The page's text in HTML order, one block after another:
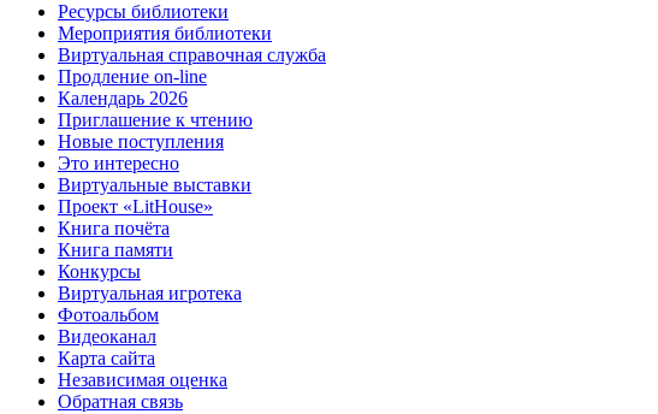
Ресурсы библиотеки
Мероприятия библиотеки
Виртуальная справочная служба
Продление on-line
Календарь 2026
Приглашение к чтению
Новые поступления
Это интересно
Виртуальные выставки
Проект «LitHouse»
Книга почёта
Книга памяти
Конкурсы
Виртуальная игротека
Фотоальбом
Видеоканал
Карта сайта
Независимая оценка
Обратная связь